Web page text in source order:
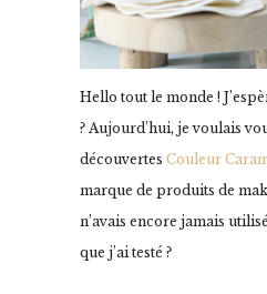
Hello tout le monde !
? Aujourd’hui, je voulais
découvertes Couleur
marque de produits de
n’avais encore jamais
que j’ai testé ?